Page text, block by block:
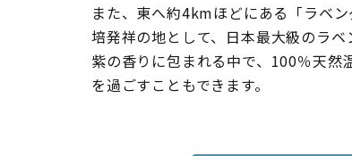
また、東へ約4kmほどにある「ラベ
培発祥の地として、日本最大級のラベ
紫の香りに包まれる中で、100％天然
を過ごすこともできます。